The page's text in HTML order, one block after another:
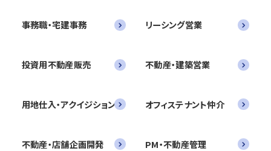
事務職・宅建事務 リーシング営業
投資用不動産販売 不動産・建築営業
用地仕入・アクイジション オフィステナント仲介
不動産・店舗企画開発 PM・不動産管理